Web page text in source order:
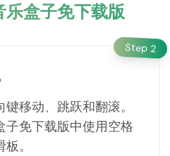
乐盒子免下载版
Step 2
键移动、跳跃和翻滚。
子免下载版中使用空格
。